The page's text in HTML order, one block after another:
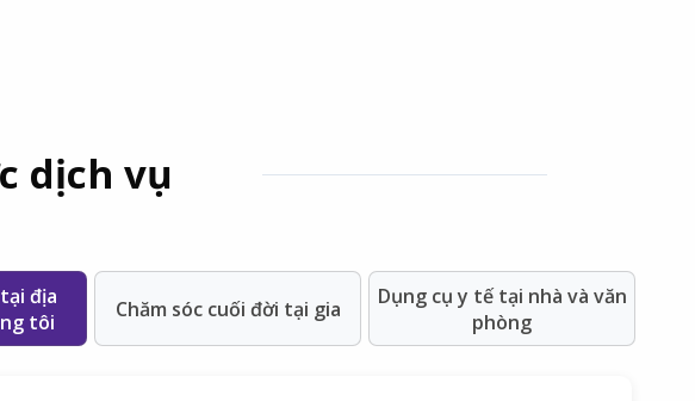
dịch vụ
địa
tôi
Chăm sóc cuối đời tại gia
Dụng cụ y tế tại nhà và văn
phòng